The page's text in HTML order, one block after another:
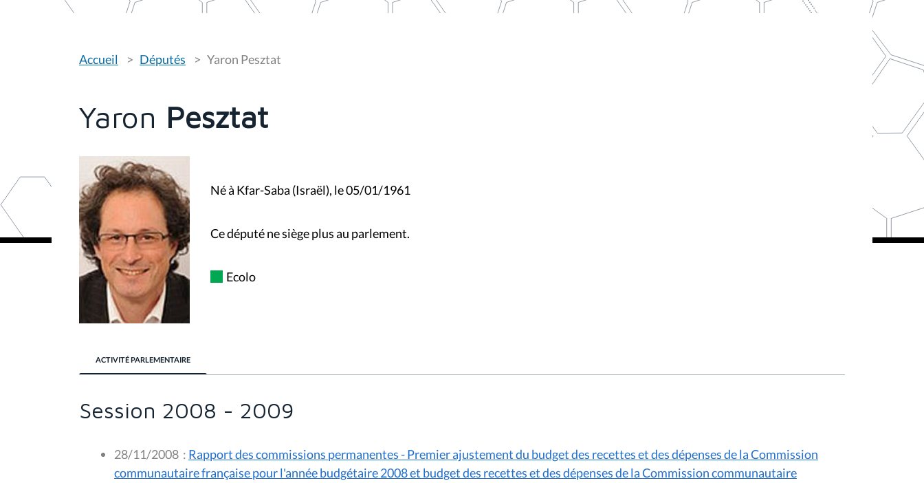
o
t
e
i
:
Accueil Députés Yaron Pesztat
Yaron Pesztat
Né à Kfar-Saba (Israël), le 05/01/1961
Ce député ne siège plus au parlement.
Ecolo
ACTIVITÉ PARLEMENTAIRE
Session 2008 - 2009
28/11/2008 : Rapport des commissions permanentes - Premier ajustement du budget des recettes et des dépenses de la Commission
communautaire française pour l'année budgétaire 2008 et budget des recettes et des dépenses de la Commission communautaire